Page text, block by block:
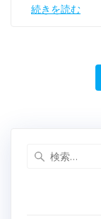
続きを読む
ビ